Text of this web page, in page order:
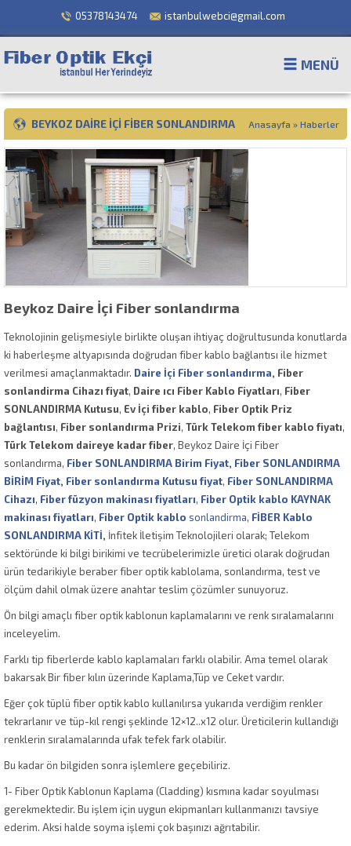
05378143474 istanbulwebci@gmail.com
MENÜ
BEYKOZ DAIRE İÇI FIBER SONLANDIRMA Anasayfa » Haberler
Beykoz Daire İçi Fiber sonlandırma
Teknolojinin gelişmesiyle birlikte oluşan ihtiyaç doğrultusunda konutlarda
ki haberleşme altyapısında doğrudan fiber kablo bağlantısı ile hizmet
verilmesi amaçlanmaktadır. Daire İçi Fiber sonlandırma, Fiber
sonlandirma Cihazı fiyat, Daire ıcı Fiber Kablo Fiyatları, Fiber
SONLANDIRMA Kutusu, Ev İçi fiber kablo, Fiber Optik Priz
bağlantısı, Fiber sonlandırma Prizi, Türk Telekom fiber kablo fiyatı,
Türk Telekom daireye kadar fiber, Beykoz Daire İçi Fiber
sonlandırma, Fiber SONLANDIRMA Birim Fiyat, Fiber SONLANDIRMA
BİRİM Fiyat, Fiber sonlandırma Kutusu fiyat, Fiber SONLANDIRMA
Cihazı, Fiber füzyon makinası fiyatları, Fiber Optik kablo KAYNAK
makinası fiyatları, Fiber Optik kablo sonlandirma, FİBER Kablo
SONLANDIRMA KİTİ, İnfitek İletişim Teknolojileri olarak; Telekom
sektöründe ki bilgi birikimi ve tecrübelerimizle üretici olarak doğrudan
ürün tedarikiyle beraber fiber optik kablolama, sonlandırma, test ve
ölçüm dahil olmak üzere anahtar teslim çözümler sunuyoruz.
Ön bilgi amaçlı fiber optik kablonun kaplamalarını ve renk sıralamalarını
inceleyelim.
Farklı tip fiberlerde kablo kaplamaları farklı olabilir. Ama temel olarak
bakarsak Bir fiber kılın üzerinde Kaplama,Tüp ve Ceket vardır.
Eğer çok tüplü fiber optik kablo kullanılırsa yukarıda verdiğim renkler
tekrarlanır ve tüp-kıl rengi şeklinde 12×12..x12 olur. Üreticilerin kullandığı
renklerin sıralamalarında ufak tefek fark olabilir.
Bu kadar ön bilgiden sonra işlemlere geçebiliriz.
1- Fiber Optik Kablonun Kaplama (Cladding) kısmına kadar soyulması
gerekmektedir. Bu işlem için uygun ekipmanları kullanmanızı tavsiye
ederim. Aksi halde soyma işlemi çok başınızı ağrıtabilir.